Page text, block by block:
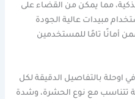
مما يمكن من القضاء على
مبيدات عالية الجودة
أمانًا تامًا للمستخدمين
في اوحلة بالتفاصيل الدقيقة لكل
تتناسب مع نوع الحشرة، وشدة